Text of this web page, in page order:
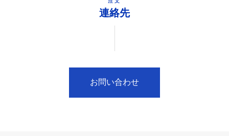
注文
連絡先
お問い合わせ